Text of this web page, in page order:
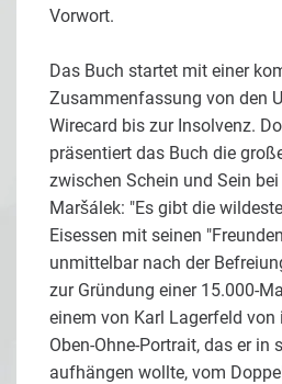
Vorwort.
Das Buch startet mit einer
Zusammenfassung von den
Wirecard bis zur Insolvenz.
präsentiert das Buch die
zwischen Schein und Sein
Maršálek: "Es gibt die
Eisessen mit seinen
unmittelbar nach der
zur Gründung einer 15.000-
einem von Karl Lagerfeld von
Oben-Ohne-Portrait, das er in
aufhängen wollte, vom